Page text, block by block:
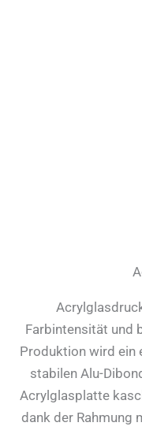
Farbintensität und
Produktion wird ein
stabilen Alu-
Acrylglasplatte
dank der Rahmung